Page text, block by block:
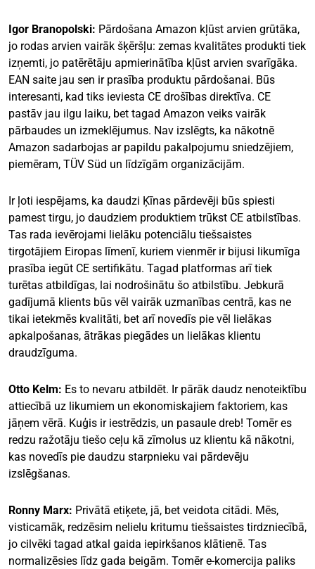
Igor Branopolski: Pārdošana Amazon kļūst arvien grūtāka,
jo rodas arvien vairāk šķēršļu: zemas kvalitātes produkti tiek
izņemti, jo patērētāju apmierinātība kļūst arvien svarīgāka.
EAN saite jau sen ir prasība produktu pārdošanai. Būs
interesanti, kad tiks ieviesta CE drošības direktīva. CE
pastāv jau ilgu laiku, bet tagad Amazon veiks vairāk
pārbaudes un izmeklējumus. Nav izslēgts, ka nākotnē
Amazon sadarbojas ar papildu pakalpojumu sniedzējiem,
piemēram, TÜV Süd un līdzīgām organizācijām.
Ir ļoti iespējams, ka daudzi Ķīnas pārdevēji būs spiesti
pamest tirgu, jo daudziem produktiem trūkst CE atbilstības.
Tas rada ievērojami lielāku potenciālu tiešsaistes
tirgotājiem Eiropas līmenī, kuriem vienmēr ir bijusi likumīga
prasība iegūt CE sertifikātu. Tagad platformas arī tiek
turētas atbildīgas, lai nodrošinātu šo atbilstību. Jebkurā
gadījumā klients būs vēl vairāk uzmanības centrā, kas ne
tikai ietekmēs kvalitāti, bet arī novedīs pie vēl lielākas
apkalpošanas, ātrākas piegādes un lielākas klientu
draudzīguma.
Otto Kelm: Es to nevaru atbildēt. Ir pārāk daudz nenoteiktību
attiecībā uz likumiem un ekonomiskajiem faktoriem, kas
jāņem vērā. Kuģis ir iestrēdzis, un pasaule dreb! Tomēr es
redzu ražotāju tiešo ceļu kā zīmolus uz klientu kā nākotni,
kas novedīs pie daudzu starpnieku vai pārdevēju
izslēgšanas.
Ronny Marx: Privātā etiķete, jā, bet veidota citādi. Mēs,
visticamāk, redzēsim nelielu kritumu tiešsaistes tirdzniecībā,
jo cilvēki tagad atkal gaida iepirkšanos klātienē. Tas
normalizēsies līdz gada beigām. Tomēr e-komercija paliks